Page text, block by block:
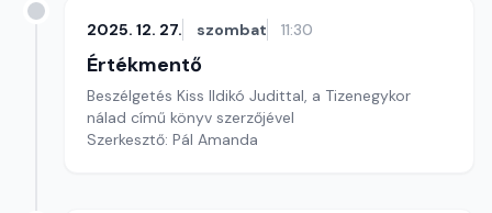
2025. 12. 27. szombat 11:30
Értékmentő
Beszélgetés Kiss Ildikó Judittal, a Tizenegykor
nálad című könyv szerzőjével
Szerkesztő: Pál Amanda